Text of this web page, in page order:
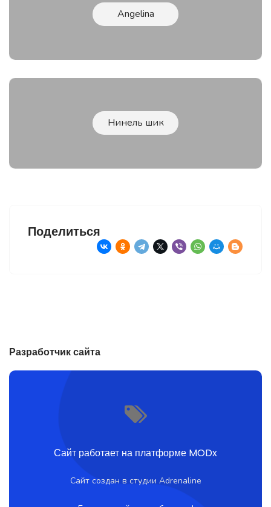
Angelina
Нинель шик
Поделиться
Разработчик сайта
Сайт работает на платформе MODx
Сайт создан в студии Adrenaline